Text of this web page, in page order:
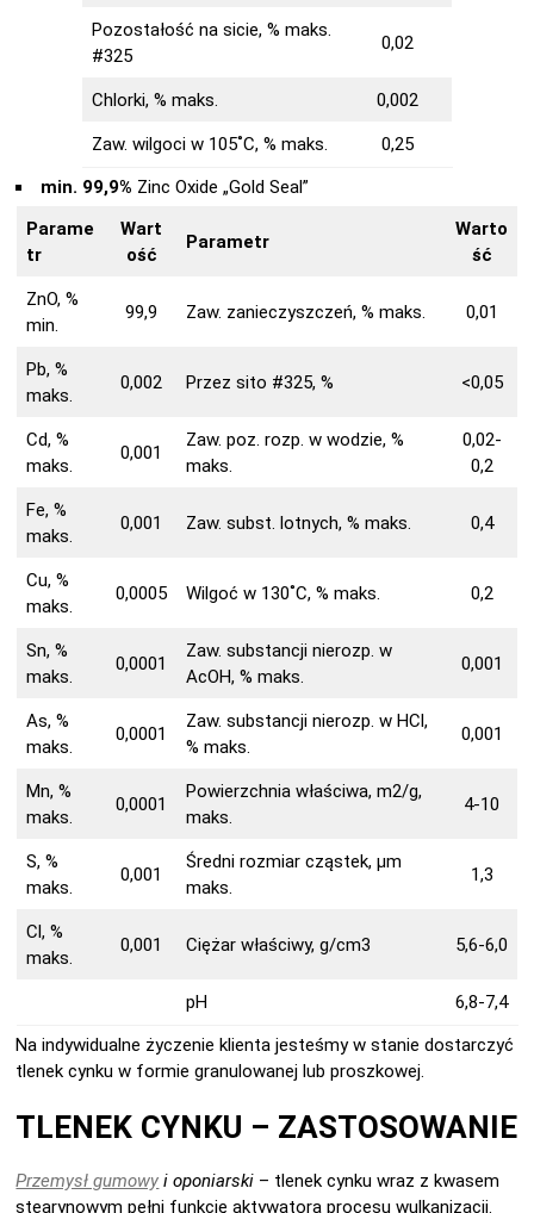
Pozostałość na sicie, % maks.
#325
0,02
Chlorki, % maks. 0,002
Zaw. wilgoci w 105˚C, % maks.
0,25
min. 99,9% Zinc Oxide „Gold Seal”
Parame
tr
Wart
ość
Parametr
Warto
ść
ZnO, %
min.
99,9 Zaw. zanieczyszczeń, % maks. 0,01
Pb, %
maks.
0,002 Przez sito #325, % <0,05
Cd, %
maks.
0,001
Zaw. poz. rozp. w wodzie, %
maks.
0,02-
0,2
Fe, %
maks.
0,001 Zaw. subst. lotnych, % maks. 0,4
Cu, %
maks.
0,0005 Wilgoć w 130˚C, % maks. 0,2
Sn, %
maks.
0,0001
Zaw. substancji nierozp. w
AcOH, % maks.
0,001
As, %
maks.
0,0001
Zaw. substancji nierozp. w HCl,
% maks.
0,001
Mn, %
maks.
0,0001
Powierzchnia właściwa, m2/g,
maks.
4-10
S, %
maks.
0,001
Średni rozmiar cząstek, μm
maks.
1,3
Cl, %
maks.
0,001 Ciężar właściwy, g/cm3 5,6-6,0
pH
6,8-7,4
Na indywidualne życzenie klienta jesteśmy w stanie dostarczyć
tlenek cynku w formie granulowanej lub proszkowej.
TLENEK CYNKU – ZASTOSOWANIE
Przemysł gumowy i oponiarski – tlenek cynku wraz z kwasem
stearynowym pełni funkcję aktywatora procesu wulkanizacji.